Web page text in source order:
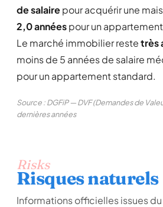
de salairepour acquérir une
2,0 annéespour un appartement
Le marché immobilier restetrès
moins de 5 années de salaire
pour un appartement standard.
Source : DGFiP — DVF (Demandes de
dernières années
Risks
Risques naturels
Informations officielles issues